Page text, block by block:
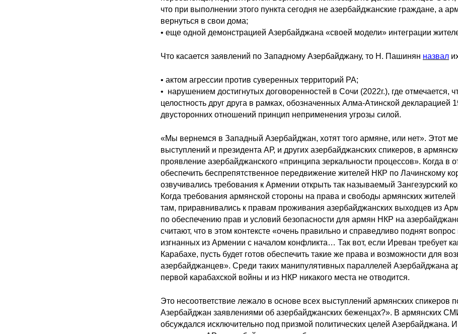
что при выполнении этого пункта сегодня не азербайджанские граждане, а
вернуться в свои дома;
• еще одной демонстрацией Азербайджана «своей модели» интеграции
Что касается заявлений по Западному Азербайджану, то Н. Пашинян назвал
• актом агрессии против суверенных территорий РА;
• нарушением достигнутых договоренностей в Сочи (2022г.), где отмечается,
целостность друг друга в рамках, обозначенных Алма-Атинской декларацией
двусторонних отношений принцип неприменения угрозы силой.
«Мы вернемся в Западный Азербайджан, хотят того армяне, или нет». Этот
выступлений и президента АР, и других азербайджанских спикеров, в
проявление азербайджанского «принципа зеркальности процессов». Когда в
обеспечить беспрепятственное передвижение жителей НКР по Лачинскому
озвучивались требования к Армении открыть так называемый Зангезурский
Когда требования армянской стороны на права и свободы армянских
там, приравнивались к правам проживания азербайджанских выходцев из
по обеспечению прав и условий безопасности для армян НКР на
считают, что в этом контексте «очень правильно и справедливо поднят
изгнанных из Армении с началом конфликта… Так вот, если Иреван требует
Карабахе, пусть будет готов обеспечить такие же права и возможности для
азербайджанцев». Среди таких манипулятивных параллелей Азербайджана
первой карабахской войны и из НКР никакого места не отводится.
Это несоответствие лежало в основе всех выступлений армянских спикеров
Азербайджан заявлениями об азербайджанских беженцах?». В армянских
обсуждался исключительно под призмой политических целей Азербайджана.